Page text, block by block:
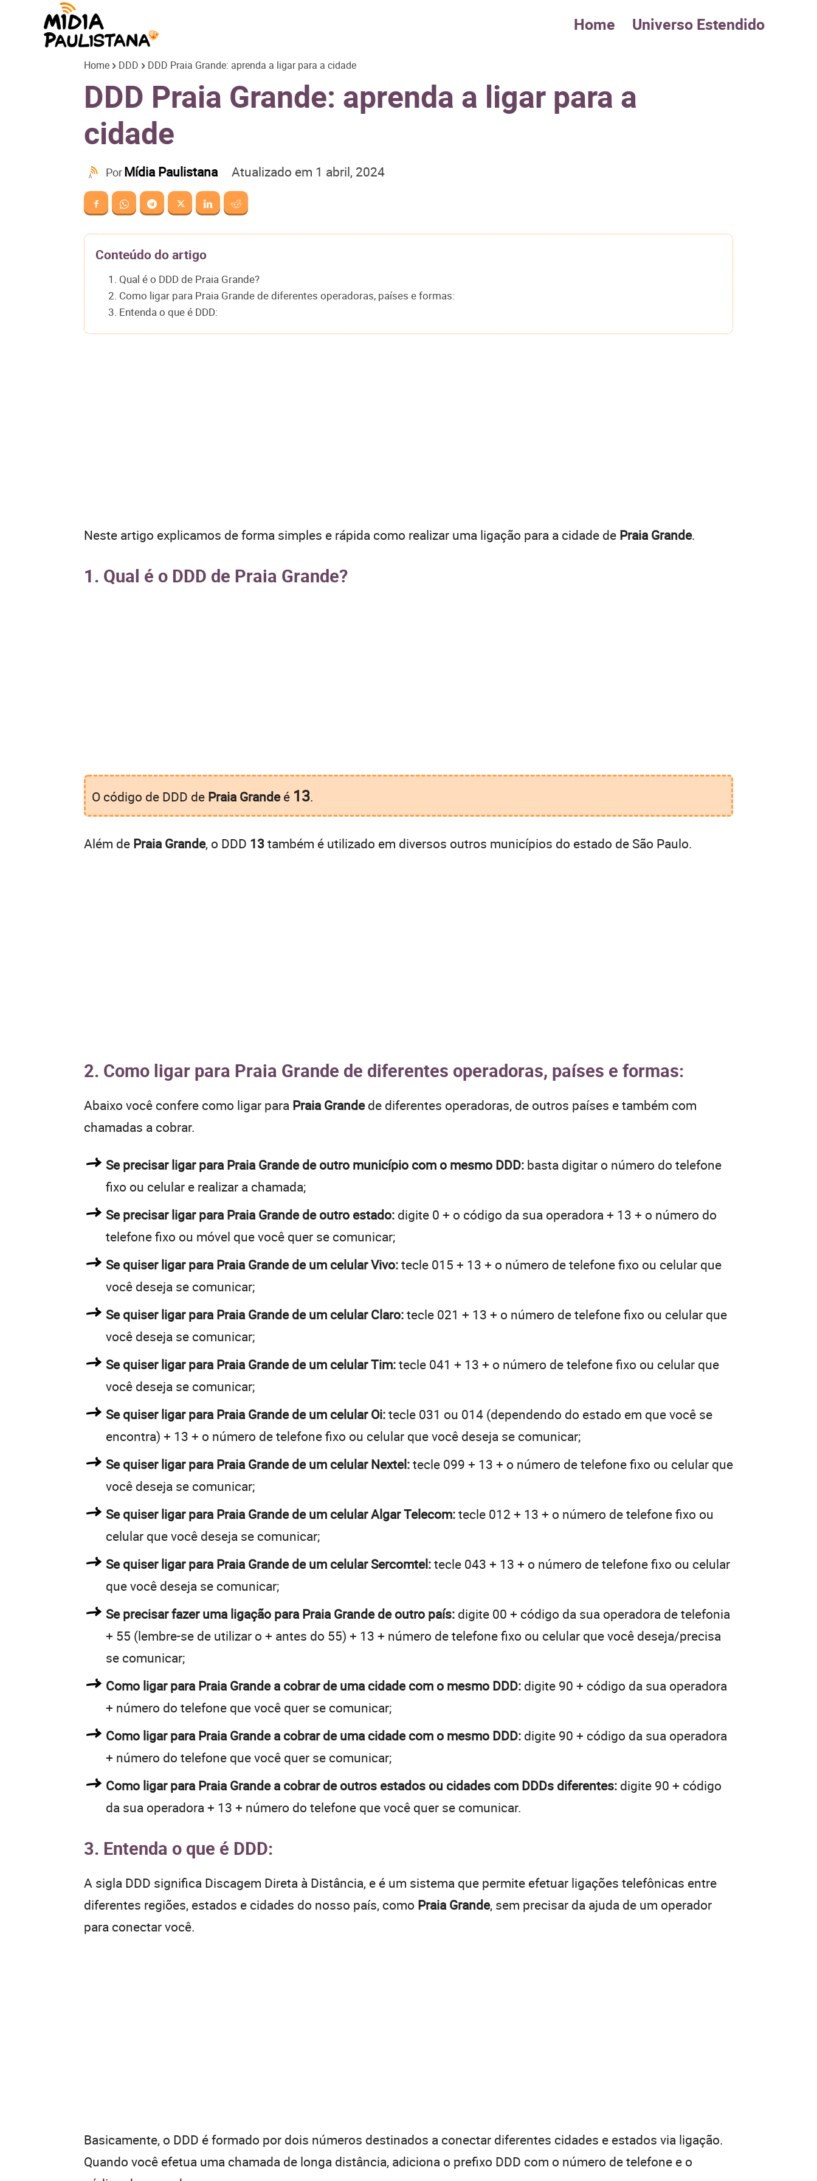
Paulistana
Home Universo Estendido
Home DDD DDD Praia Grande: aprenda a ligar para a cidade
DDD Praia Grande: aprenda a ligar para a
cidade
PorMídia Paulistana Atualizado em 1 abril, 2024
Conteúdo do artigo
1. Qual é o DDD de Praia Grande?
2. Como ligar para Praia Grande de diferentes operadoras, países e formas:
3. Entenda o que é DDD:
Neste artigo explicamos de forma simples e rápida como realizar uma ligação para a cidade de Praia Grande.
1. Qual é o DDD de Praia Grande?
O código de DDD de Praia Grandeé 13.
Além de Praia Grande, o DDD 13também é utilizado em diversos outros municípios do estado de São Paulo.
2. Como ligar para Praia Grande de diferentes operadoras, países e formas:
Abaixo você confere como ligar para Praia Grandede diferentes operadoras, de outros países e também com
chamadas a cobrar.
Se precisar ligar para Praia Grande de outro município com o mesmo DDD: basta digitar o número do telefone
fixo ou celular e realizar a chamada;
Se precisar ligar para Praia Grande de outro estado: digite 0 + o código da sua operadora + 13 + o número do
telefone fixo ou móvel que você quer se comunicar;
Se quiser ligar para Praia Grande de um celular Vivo:tecle 015 + 13 + o número de telefone fixo ou celular que
você deseja se comunicar;
Se quiser ligar para Praia Grande de um celular Claro:tecle 021 + 13 + o número de telefone fixo ou celular que
você deseja se comunicar;
Se quiser ligar para Praia Grande de um celular Tim:tecle 041 + 13 + o número de telefone fixo ou celular que
você deseja se comunicar;
Se quiser ligar para Praia Grande de um celular Oi:tecle 031 ou 014 (dependendo do estado em que você se
encontra) + 13 + o número de telefone fixo ou celular que você deseja se comunicar;
Se quiser ligar para Praia Grande de um celular Nextel:tecle 099 + 13 + o número de telefone fixo ou celular que
você deseja se comunicar;
Se quiser ligar para Praia Grande de um celular Algar Telecom:tecle 012 + 13 + o número de telefone fixo ou
celular que você deseja se comunicar;
Se quiser ligar para Praia Grande de um celular Sercomtel:tecle 043 + 13 + o número de telefone fixo ou celular
que você deseja se comunicar;
Se precisar fazer uma ligação para Praia Grande de outro país: digite 00 + código da sua operadora de telefonia
+ 55 (lembre-se de utilizar o + antes do 55) + 13 + número de telefone fixo ou celular que você deseja/precisa
se comunicar;
Como ligar para Praia Grande a cobrar de uma cidade com o mesmo DDD: digite 90 + código da sua operadora
+ número do telefone que você quer se comunicar;
Como ligar para Praia Grande a cobrar de uma cidade com o mesmo DDD: digite 90 + código da sua operadora
+ número do telefone que você quer se comunicar;
Como ligar para Praia Grande a cobrar de outros estados ou cidades com DDDs diferentes: digite 90 + código
da sua operadora + 13 + número do telefone que você quer se comunicar.
3. Entenda o que é DDD:
A sigla DDD significa Discagem Direta à Distância, e é um sistema que permite efetuar ligações telefônicas entre
diferentes regiões, estados e cidades do nosso país, como Praia Grande, sem precisar da ajuda de um operador
para conectar você.
Basicamente, o DDD é formado por dois números destinados a conectar diferentes cidades e estados via ligação.
Quando você efetua uma chamada de longa distância, adiciona o prefixo DDD com o número de telefone e o